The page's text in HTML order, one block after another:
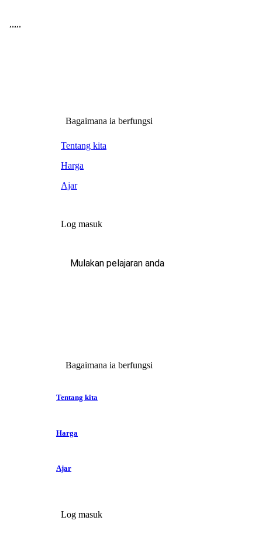
,,,,,
Bagaimana ia berfungsi
Tentang kita
Harga
Ajar
Log masuk
Mulakan pelajaran anda
Bagaimana ia berfungsi
Tentang kita
Harga
Ajar
Log masuk